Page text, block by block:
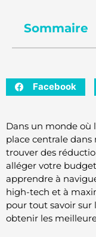
Sommaire
Facebook
Dans un monde où
place centrale
trouver des
alléger votre
apprendre à
high-tech et à
pour tout savoir sur
obtenir les